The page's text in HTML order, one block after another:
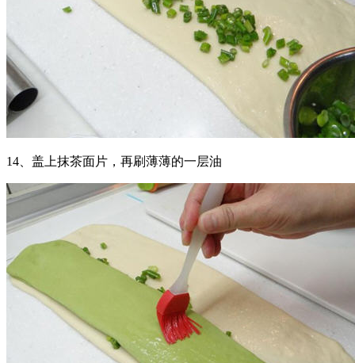
14、盖上抹茶面片，再刷薄薄的一层油